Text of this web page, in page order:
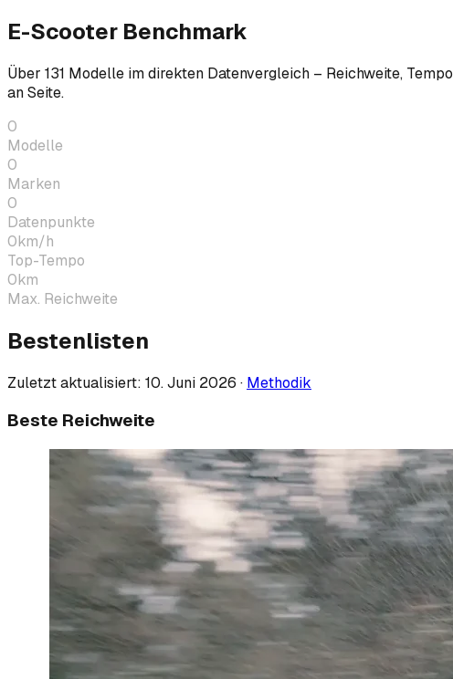
E-Scooter Benchmark
Über 131 Modelle im direkten Datenvergleich – Reichweite,
an Seite.
0
Modelle
0
Marken
0
Datenpunkte
0km/h
Top-Tempo
0km
Max. Reichweite
Bestenlisten
Zuletzt aktualisiert: 10. Juni 2026 · Methodik
Beste Reichweite